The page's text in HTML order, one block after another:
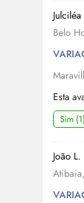
Julciléa
Belo
Esta
Sim (1)
João L.